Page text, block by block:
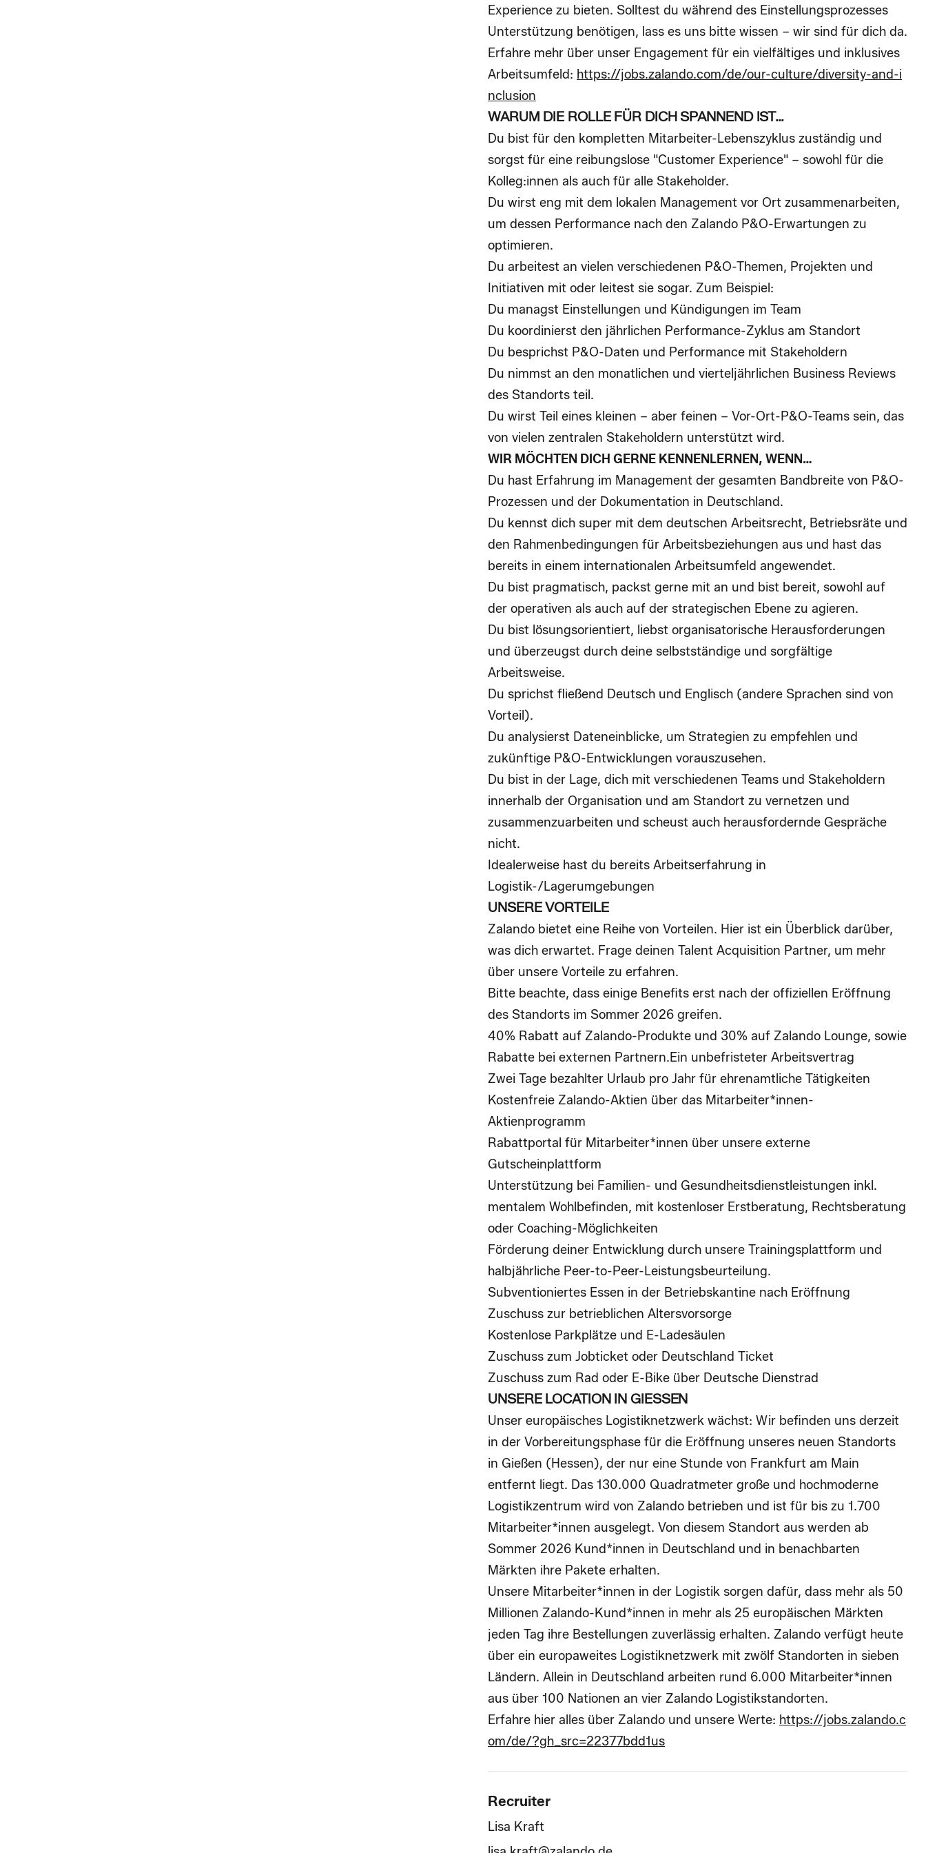
Experience zu bieten. Solltest du während des Einstellungsprozesses
Unterstützung benötigen, lass es uns bitte wissen – wir sind für dich da.
Erfahre mehr über unser Engagement für ein vielfältiges und inklusives
Arbeitsumfeld: https://jobs.zalando.com/de/our-culture/diversity-and-i
nclusion
WARUM DIE ROLLE FÜR DICH SPANNEND IST…
Du bist für den kompletten Mitarbeiter-Lebenszyklus zuständig und
sorgst für eine reibungslose "Customer Experience" – sowohl für die
Kolleg:innen als auch für alle Stakeholder.
Du wirst eng mit dem lokalen Management vor Ort zusammenarbeiten,
um dessen Performance nach den Zalando P&O-Erwartungen zu
optimieren.
Du arbeitest an vielen verschiedenen P&O-Themen, Projekten und
Initiativen mit oder leitest sie sogar. Zum Beispiel:
Du managst Einstellungen und Kündigungen im Team
Du koordinierst den jährlichen Performance-Zyklus am Standort
Du besprichst P&O-Daten und Performance mit Stakeholdern
Du nimmst an den monatlichen und vierteljährlichen Business Reviews
des Standorts teil.
Du wirst Teil eines kleinen – aber feinen – Vor-Ort-P&O-Teams sein, das
von vielen zentralen Stakeholdern unterstützt wird.
WIR MÖCHTEN DICH GERNE KENNENLERNEN, WENN…
Du hast Erfahrung im Management der gesamten Bandbreite von P&O-
Prozessen und der Dokumentation in Deutschland.
Du kennst dich super mit dem deutschen Arbeitsrecht, Betriebsräte und
den Rahmenbedingungen für Arbeitsbeziehungen aus und hast das
bereits in einem internationalen Arbeitsumfeld angewendet.
Du bist pragmatisch, packst gerne mit an und bist bereit, sowohl auf
der operativen als auch auf der strategischen Ebene zu agieren.
Du bist lösungsorientiert, liebst organisatorische Herausforderungen
und überzeugst durch deine selbstständige und sorgfältige
Arbeitsweise.
Du sprichst fließend Deutsch und Englisch (andere Sprachen sind von
Vorteil).
Du analysierst Dateneinblicke, um Strategien zu empfehlen und
zukünftige P&O-Entwicklungen vorauszusehen.
Du bist in der Lage, dich mit verschiedenen Teams und Stakeholdern
innerhalb der Organisation und am Standort zu vernetzen und
zusammenzuarbeiten und scheust auch herausfordernde Gespräche
nicht.
Idealerweise hast du bereits Arbeitserfahrung in
Logistik-/Lagerumgebungen
UNSERE VORTEILE
Zalando bietet eine Reihe von Vorteilen. Hier ist ein Überblick darüber,
was dich erwartet. Frage deinen Talent Acquisition Partner, um mehr
über unsere Vorteile zu erfahren.
Bitte beachte, dass einige Benefits erst nach der offiziellen Eröffnung
des Standorts im Sommer 2026 greifen.
40% Rabatt auf Zalando-Produkte und 30% auf Zalando Lounge, sowie
Rabatte bei externen Partnern.Ein unbefristeter Arbeitsvertrag
Zwei Tage bezahlter Urlaub pro Jahr für ehrenamtliche Tätigkeiten
Kostenfreie Zalando-Aktien über das Mitarbeiter*innen-
Aktienprogramm
Rabattportal für Mitarbeiter*innen über unsere externe
Gutscheinplattform
Unterstützung bei Familien- und Gesundheitsdienstleistungen inkl.
mentalem Wohlbefinden, mit kostenloser Erstberatung, Rechtsberatung
oder Coaching-Möglichkeiten
Förderung deiner Entwicklung durch unsere Trainingsplattform und
halbjährliche Peer-to-Peer-Leistungsbeurteilung.
Subventioniertes Essen in der Betriebskantine nach Eröffnung
Zuschuss zur betrieblichen Altersvorsorge
Kostenlose Parkplätze und E-Ladesäulen
Zuschuss zum Jobticket oder Deutschland Ticket
Zuschuss zum Rad oder E-Bike über Deutsche Dienstrad
UNSERE LOCATION IN GIESSEN
Unser europäisches Logistiknetzwerk wächst: Wir befinden uns derzeit
in der Vorbereitungsphase für die Eröffnung unseres neuen Standorts
in Gießen (Hessen), der nur eine Stunde von Frankfurt am Main
entfernt liegt. Das 130.000 Quadratmeter große und hochmoderne
Logistikzentrum wird von Zalando betrieben und ist für bis zu 1.700
Mitarbeiter*innen ausgelegt. Von diesem Standort aus werden ab
Sommer 2026 Kund*innen in Deutschland und in benachbarten
Märkten ihre Pakete erhalten.
Unsere Mitarbeiter*innen in der Logistik sorgen dafür, dass mehr als 50
Millionen Zalando-Kund*innen in mehr als 25 europäischen Märkten
jeden Tag ihre Bestellungen zuverlässig erhalten. Zalando verfügt heute
über ein europaweites Logistiknetzwerk mit zwölf Standorten in sieben
Ländern. Allein in Deutschland arbeiten rund 6.000 Mitarbeiter*innen
aus über 100 Nationen an vier Zalando Logistikstandorten.
Erfahre hier alles über Zalando und unsere Werte: https://jobs.zalando.c
om/de/?gh_src=22377bdd1us
Recruiter
Lisa Kraft